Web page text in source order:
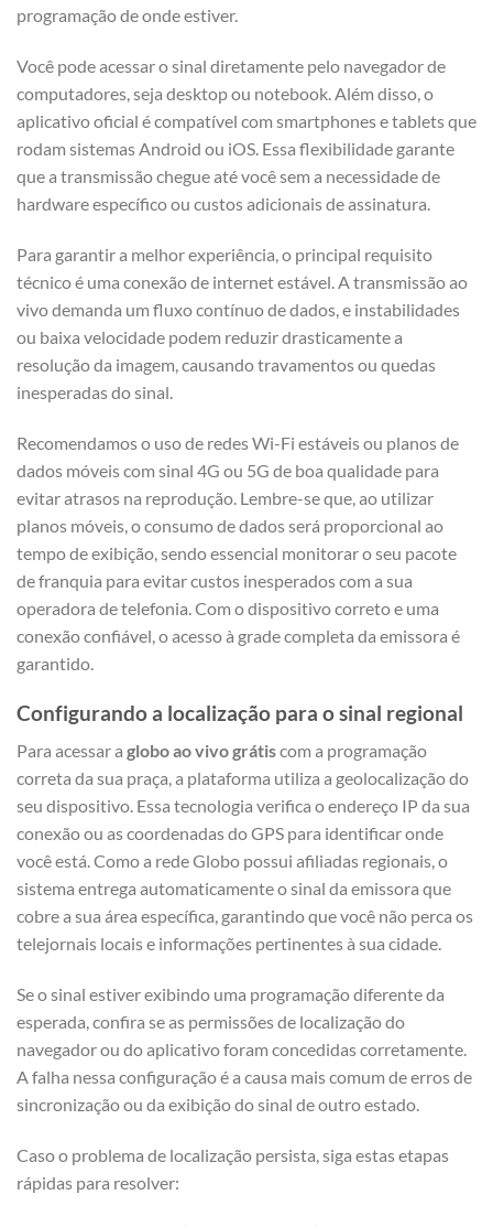
programação de onde estiver.
Você pode acessar o sinal diretamente pelo navegador de
computadores, seja desktop ou notebook. Além disso, o
aplicativo oficial é compatível com smartphones e tablets que
rodam sistemas Android ou iOS. Essa flexibilidade garante
que a transmissão chegue até você sem a necessidade de
hardware específico ou custos adicionais de assinatura.
Para garantir a melhor experiência, o principal requisito
técnico é uma conexão de internet estável. A transmissão ao
vivo demanda um fluxo contínuo de dados, e instabilidades
ou baixa velocidade podem reduzir drasticamente a
resolução da imagem, causando travamentos ou quedas
inesperadas do sinal.
Recomendamos o uso de redes Wi-Fi estáveis ou planos de
dados móveis com sinal 4G ou 5G de boa qualidade para
evitar atrasos na reprodução. Lembre-se que, ao utilizar
planos móveis, o consumo de dados será proporcional ao
tempo de exibição, sendo essencial monitorar o seu pacote
de franquia para evitar custos inesperados com a sua
operadora de telefonia. Com o dispositivo correto e uma
conexão confiável, o acesso à grade completa da emissora é
garantido.
Configurando a localização para o sinal regional
Para acessar a globo ao vivo grátiscom a programação
correta da sua praça, a plataforma utiliza a geolocalização do
seu dispositivo. Essa tecnologia verifica o endereço IP da sua
conexão ou as coordenadas do GPS para identificar onde
você está. Como a rede Globo possui afiliadas regionais, o
sistema entrega automaticamente o sinal da emissora que
cobre a sua área específica, garantindo que você não perca os
telejornais locais e informações pertinentes à sua cidade.
Se o sinal estiver exibindo uma programação diferente da
esperada, confira se as permissões de localização do
navegador ou do aplicativo foram concedidas corretamente.
A falha nessa configuração é a causa mais comum de erros de
sincronização ou da exibição do sinal de outro estado.
Caso o problema de localização persista, siga estas etapas
rápidas para resolver: